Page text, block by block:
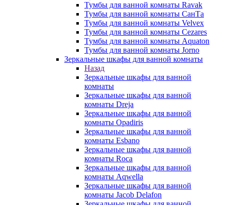
Тумбы для ванной комнаты Ravak
Тумбы для ванной комнаты СанТа
Тумбы для ванной комнаты Velvex
Тумбы для ванной комнаты Cezares
Тумбы для ванной комнаты Aquaton
Тумбы для ванной комнаты Jorno
Зеркальные шкафы для ванной комнаты
Назад
Зеркальные шкафы для ванной
комнаты
Зеркальные шкафы для ванной
комнаты Dreja
Зеркальные шкафы для ванной
комнаты Opadiris
Зеркальные шкафы для ванной
комнаты Esbano
Зеркальные шкафы для ванной
комнаты Roca
Зеркальные шкафы для ванной
комнаты Aqwella
Зеркальные шкафы для ванной
комнаты Jacob Delafon